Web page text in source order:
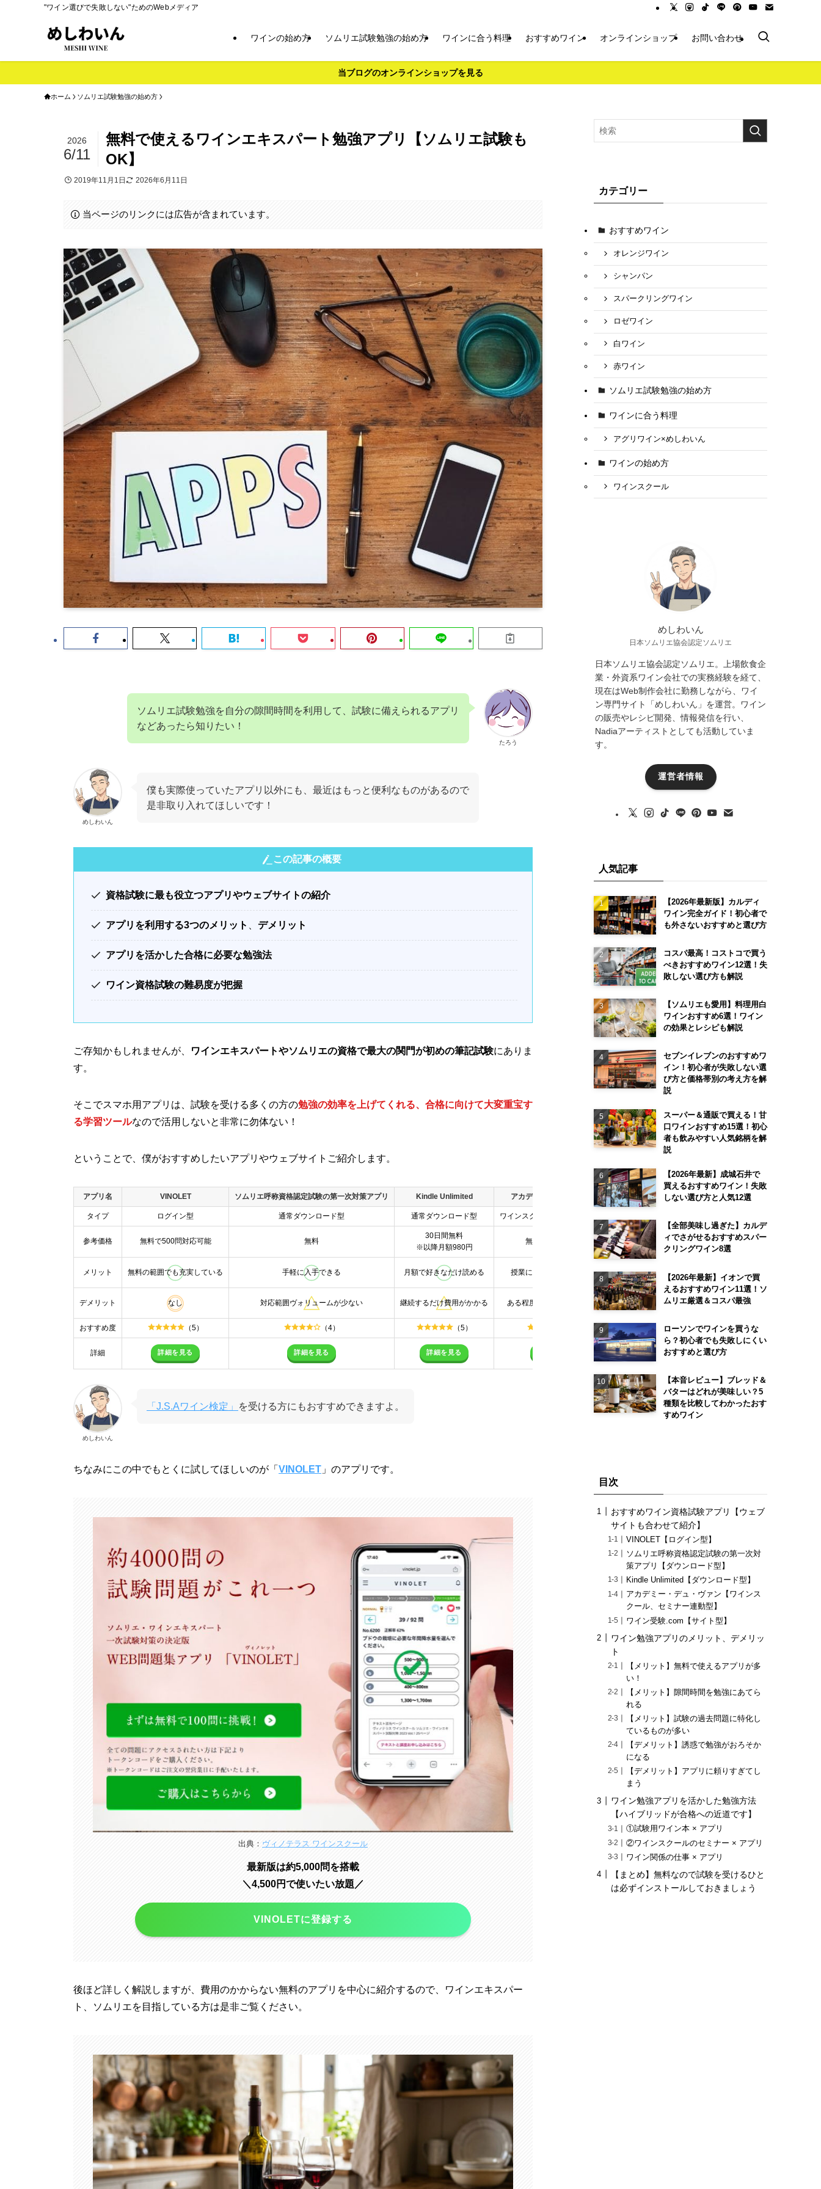
"ワイン選びで失敗しない"ためのWebメディア
ワインの始め方 ソムリエ試験勉強の始め方 ワインに合う料理 おすすめワイン オンラインショップ お問い合わせ
当ブログのオンラインショップを見る
ホーム ソムリエ試験勉強の始め方
無料で使えるワインエキスパート勉強アプリ【ソムリエ試験も
OK】
2026
6/11
2019年11月1日 2026年6月11日
当ページのリンクには広告が含まれています。
たろう
ソムリエ試験勉強を自分の隙間時間を利用して、試験に備えられるアプリ
などあったら知りたい！
めしわいん
僕も実際使っていたアプリ以外にも、最近はもっと便利なものがあるので
是非取り入れてほしいです！
この記事の概要
資格試験に最も役立つアプリやウェブサイトの紹介
アプリを利用する3つのメリット デメリット
アプリを活かした合格に必要な勉強法
ワイン資格試験の難易度が把握
ご存知かもしれませんが、 ワインエキスパートやソムリエの資格で最大の関門が初めの筆記試験にありま
す。
そこでスマホ用アプリは、試験を受ける多くの方の勉強の効率を上げてくれる、合格に向けて大変重宝す
る学習ツールなので活用しないと非常に勿体ない！
ということで、僕がおすすめしたいアプリやウェブサイトご紹介します。
アプリ名 VINOLET ソムリエ呼称資格認定試験の第一次対策アプリ Kindle Unlimited アカデミー・デュ・ヴァン ワイン受験.com
タイプ ログイン型 通常ダウンロード型 通常ダウンロード型 ワインスクール、セミナー連動型
参考価格 無料で500問対応可能 無料
30日間無料
※以降月額980円
無料（条件あり） 無料
メリット 無料の範囲でも充実している 手軽に入手できる 月額で好きなだけ読める 授業に合った勉強ができる 誰でも閲覧が可能
デメリット なし 対応範囲ヴォリュームが少ない 継続するだけ費用がかかる ある程度スクールに依存する 対応範囲ヴォリュームが少ない
おすすめ度 （5） （4） （5） （5）
詳細 詳細を見る 詳細を見る 詳細を見る 詳細を見る
めしわいん
「J.S.Aワイン検定」 を受ける方にもおすすめできますよ。
ちなみにこの中でもとくに試してほしいのが「 VINOLET 」のアプリです。
出典： ヴィノテラス ワインスクール
最新版は約5,000問を搭載
＼4,500円で使いたい放題／
VINOLETに登録する
後ほど詳しく解説しますが、費用のかからない無料のアプリを中心に紹介するので、ワインエキスパー
ト、ソムリエを目指している方は是非ご覧ください。
カテゴリー
おすすめワイン
オレンジワイン
シャンパン
スパークリングワイン
ロゼワイン
白ワイン
赤ワイン
ソムリエ試験勉強の始め方
ワインに合う料理
アグリワイン×めしわいん
ワインの始め方
ワインスクール
めしわいん
日本ソムリエ協会認定ソムリエ
日本ソムリエ協会認定ソムリエ。上場飲食企
業・外資系ワイン会社での実務経験を経て、
現在はWeb制作会社に勤務しながら、ワイ
ン専門サイト「めしわいん」を運営。ワイン
の販売やレシピ開発、情報発信を行い、
Nadiaアーティストとしても活動していま
す。
運営者情報
人気記事
【2026年最新版】カルディ
ワイン完全ガイド！初心者で
も外さないおすすめと選び方
コスパ最高！コストコで買う
べきおすすめワイン12選！失
敗しない選び方も解説
【ソムリエも愛用】料理用白
ワインおすすめ6選！ワイン
の効果とレシピも解説
セブンイレブンのおすすめワ
イン！初心者が失敗しない選
び方と価格帯別の考え方を解
説
スーパー＆通販で買える！甘
口ワインおすすめ15選！初心
者も飲みやすい人気銘柄を解
説
【2026年最新】成城石井で
買えるおすすめワイン！失敗
しない選び方と人気12選
【全部美味し過ぎた】カルデ
ィでさがせるおすすめスパー
クリングワイン8選
【2026年最新】イオンで買
えるおすすめワイン11選！ソ
ムリエ厳選＆コスパ最強
ローソンでワインを買うな
ら？初心者でも失敗しにくい
おすすめと選び方
【本音レビュー】ブレッド＆
バターはどれが美味しい？5
種類を比較してわかったおす
すめワイン
目次
おすすめワイン資格試験アプリ【ウェブ
サイトも合わせて紹介】
VINOLET【ログイン型】
ソムリエ呼称資格認定試験の第一次対
策アプリ【ダウンロード型】
Kindle Unlimited【ダウンロード型】
アカデミー・デュ・ヴァン【ワインス
クール、セミナー連動型】
ワイン受験.com【サイト型】
ワイン勉強アプリのメリット、デメリッ
ト
【メリット】無料で使えるアプリが多
い！
【メリット】隙間時間を勉強にあてら
れる
【メリット】試験の過去問題に特化し
ているものが多い
【デメリット】誘惑で勉強がおろそか
になる
【デメリット】アプリに頼りすぎてし
まう
ワイン勉強アプリを活かした勉強方法
【ハイブリッドが合格への近道です】
①試験用ワイン本 × アプリ
②ワインスクールのセミナー × アプリ
ワイン関係の仕事 × アプリ
【まとめ】無料なので試験を受けるひと
は必ずインストールしておきましょう